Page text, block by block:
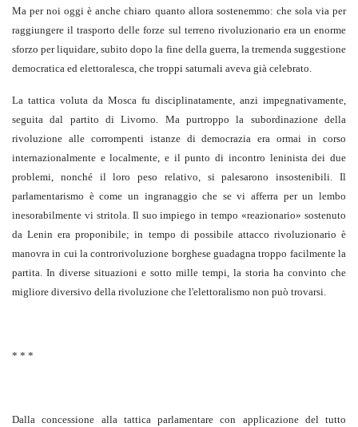
Ma per noi oggi è anche chiaro quanto allora sostenemmo: che sola via per
raggiungere il trasporto delle forze sul terreno rivoluzionario era un enorme
sforzo per liquidare, subito dopo la fine della guerra, la tremenda suggestione
democratica ed elettoralesca, che troppi saturnali aveva già celebrato.
La tattica voluta da Mosca fu disciplinatamente, anzi impegnativamente,
seguita dal partito di Livorno. Ma purtroppo la subordinazione della
rivoluzione alle corrompenti istanze di democrazia era ormai in corso
internazionalmente e localmente, e il punto di incontro leninista dei due
problemi, nonché il loro peso relativo, si palesarono insostenibili. Il
parlamentarismo è come un ingranaggio che se vi afferra per un lembo
inesorabilmente vi stritola. Il suo impiego in tempo «reazionario» sostenuto
da Lenin era proponibile; in tempo di possibile attacco rivoluzionario è
manovra in cui la controrivoluzione borghese guadagna troppo facilmente la
partita. In diverse situazioni e sotto mille tempi, la storia ha convinto che
migliore diversivo della rivoluzione che l'elettoralismo non può trovarsi.
* * *
Dalla concessione alla tattica parlamentare con applicazione del tutto